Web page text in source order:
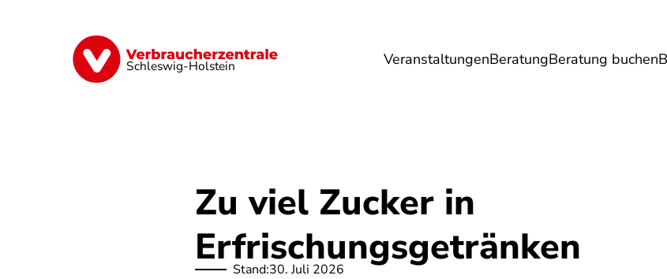
Schleswig-Holstein VeranstaltungenBeratungBeratung buchen
Finanzen Digitales Lebensmittel Umwelt Gesundheit Energie
Zu viel Zucker in
Erfrischungsgetränken
Stand:30. Juli 2026